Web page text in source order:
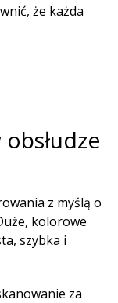
że każda
z myślą o
kolorowe
szybka i
za